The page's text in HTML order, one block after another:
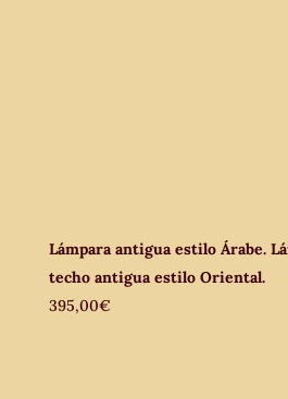
Lámpara antigua estilo Árabe.
techo antigua estilo Oriental.
395,00€